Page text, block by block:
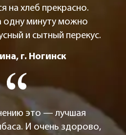
на хлеб прекрасно.
одну минуту можно
и сытный перекус.
г. Ногинск
это — лучшая
И очень здорово,